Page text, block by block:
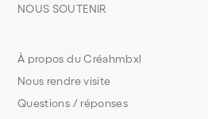
À propos du Créahmbxl
Nous rendre visite
Questions / réponses
NOUS SOUTENIR